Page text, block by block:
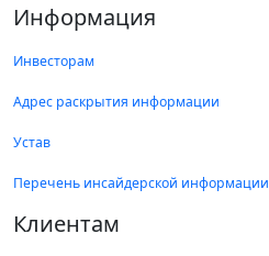
Информация
Инвесторам
Адрес раскрытия информации
Устав
Перечень инсайдерской информации
Клиентам